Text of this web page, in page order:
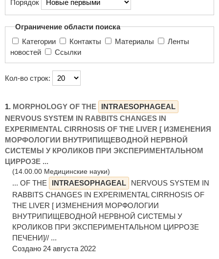
Порядок
Ограничение области поиска
Категории
Контакты Материалы
новостей
Ссылки
Кол-во строк:
1. MORPHOLOGY OF THE
INTRAESOPHAGEAL
NERVOUS SYSTEM IN RABBITS CHANGES IN
EXPERIMENTAL CIRRHOSIS OF THE LIVER [ ИЗМЕНЕНИЯ
МОРФОЛОГИИ ВНУТРИПИЩЕВОДНОЙ НЕРВНОЙ
СИСТЕМЫ У КРОЛИКОВ ПРИ ЭКСПЕРИМЕНТАЛЬНОМ
ЦИРРОЗЕ ...
(14.00.00 Медицинские науки)
... OF THE INTRAESOPHAGEAL
NERVOUS SYSTEM IN
RABBITS CHANGES IN EXPERIMENTAL CIRRHOSIS OF
THE LIVER [ ИЗМЕНЕНИЯ МОРФОЛОГИИ
ВНУТРИПИЩЕВОДНОЙ НЕРВНОЙ СИСТЕМЫ У
КРОЛИКОВ ПРИ ЭКСПЕРИМЕНТАЛЬНОМ ЦИРРОЗЕ
ПЕЧЕНИ]// ...
Создано 24 августа 2022